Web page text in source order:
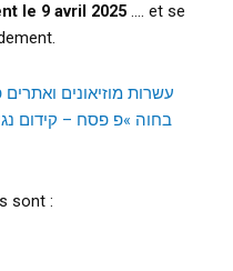
le 9 avril 2025 …. et se
עשרות מוזיאונים
בחוה »פ פסח – קידום
sont :